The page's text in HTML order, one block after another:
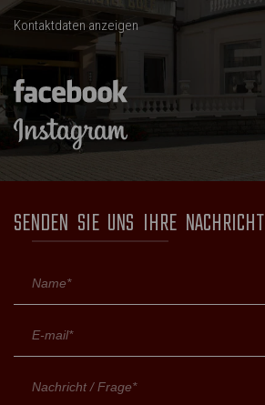
Kontaktdaten anzeigen
SENDEN SIE UNS IHRE NACHRICHT